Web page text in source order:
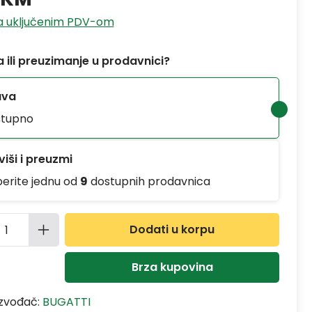
uključenim PDV-om
ili preuzimanje u prodavnici?
i preuzmi
jednu od 9 dostupnih prodavnica
proizvoda: Unesite željenu
Dodati u korpu
Brza kupovina
BUGATTI